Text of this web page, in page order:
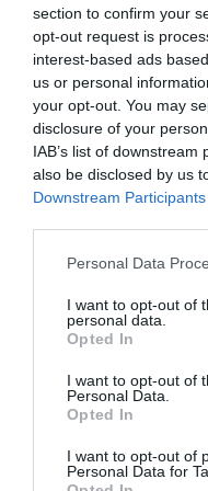
section to confirm your
opt-out request is
interest-based ads
us or personal
your opt-out. You may
disclosure of your
IAB’s list of
also be disclosed by us
Downstream Participants
Personal Data
I want to opt-out of
personal data.
Opted In
I want to opt-out of
Personal Data.
Opted In
I want to opt-out of
Personal Data for
Va ser una gran
àngels va ser
finals. I el seu gran
cuina de l'altra cantó
de la necessitat de
quilòmetre zero,
experiència única de
una crítica com cal al